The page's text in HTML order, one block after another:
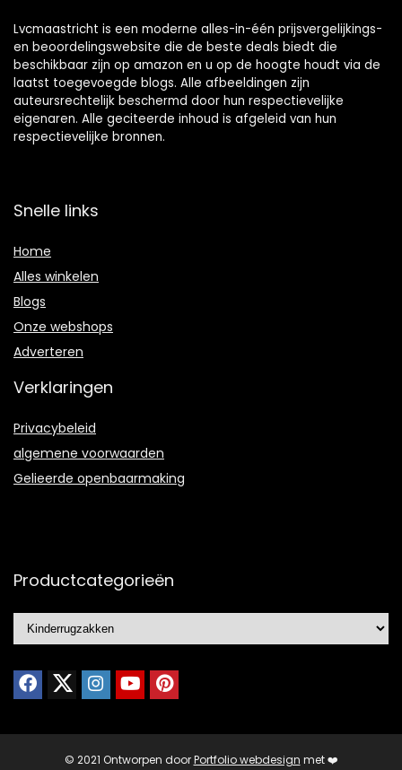
Lvcmaastricht is een moderne alles-in-één prijsvergelijkings-
en beoordelingswebsite die de beste deals biedt die
beschikbaar zijn op amazon en u op de hoogte houdt via de
laatst toegevoegde blogs. Alle afbeeldingen zijn
auteursrechtelijk beschermd door hun respectievelijke
eigenaren. Alle geciteerde inhoud is afgeleid van hun
respectievelijke bronnen.
Snelle links
Home
Alles winkelen
Blogs
Onze webshops
Adverteren
Verklaringen
Privacybeleid
algemene voorwaarden
Gelieerde openbaarmaking
Productcategorieën
© 2021 Ontworpen doorPortfolio webdesign met ❤️